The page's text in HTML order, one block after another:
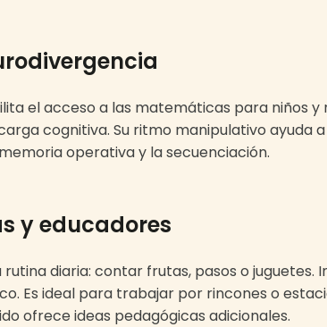
el acceso a las matemáticas para niños
cognitiva. Su ritmo manipulativo ayuda
operativa y la secuenciación.
y educadores
diaria: contar frutas, pasos o
Es ideal para trabajar por rincones o
ofrece ideas pedagógicas adicionales.